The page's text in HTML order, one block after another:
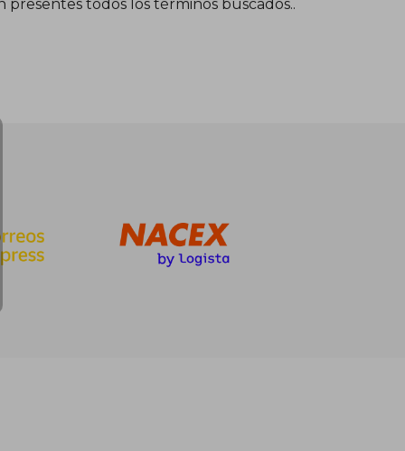
presentes todos los términos buscados..